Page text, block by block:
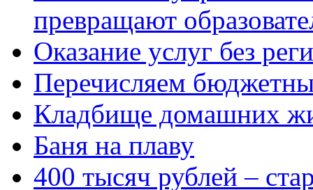
превращают
Оказание услуг без
Перечисляем
Кладбище домашних
Баня на плаву
400 тысяч рублей –